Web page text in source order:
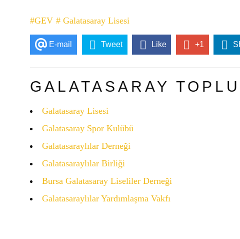
#GEV # Galatasaray Lisesi
E-mail Tweet Like +1
GALATASARAY
Galatasaray Lisesi
Galatasaray Spor Kulübü
Galatasaraylılar Derneği
Galatasaraylılar Birliği
Bursa Galatasaray Liseliler Derneği
Galatasaraylılar Yardımlaşma Vakfı